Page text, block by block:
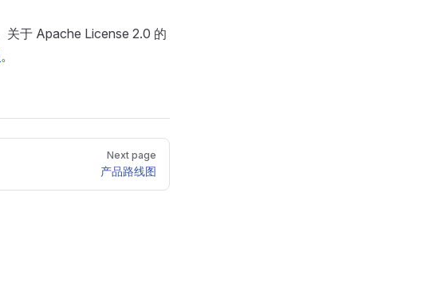
关于 Apache License 2.0 的
。
Next page
产品路线图